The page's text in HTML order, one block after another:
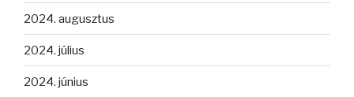
2024. augusztus
2024. július
2024. június